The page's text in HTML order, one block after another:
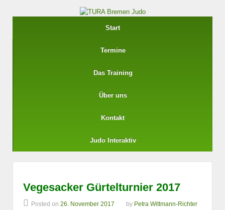
Start
Termine
Das Training
Über uns
Kontakt
Judo Interaktiv
Vegesacker Gürtelturnier 2017
Posted on 26. November 2017 by Petra Wittmann-Richter